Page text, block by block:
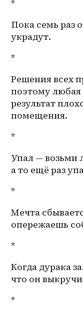
*
Пока семь раз
украдут.
*
Решения всех
поэтому
результат
помещения.
*
Упал — возьми
а то ещё раз
*
Мечта
опережаешь
*
Когда дурака
что он
*